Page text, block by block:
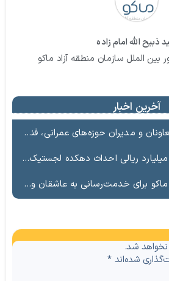
ذبیح الله امام زاده
بین الملل سازمان منطقه آزاد ماکو
آخرین اخبار
فنی، شهرسازی، محیط‌زیست، خدمات شهری و لجستیک ۱۸ منطقه آزاد در سال ۱۴۰۵ برگزار شد
به عاشقان ولایت در آیین وداع و تشییع قائد امت
شد.
شده‌اند*